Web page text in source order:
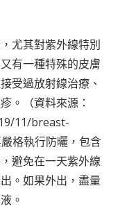
尤其對紫外線特別
有一種特殊的皮膚
受過放射線治療、
。（資料來源：
11/breast-
格執行防曬，包含
避免在一天紫外線
。如果外出，盡量
。